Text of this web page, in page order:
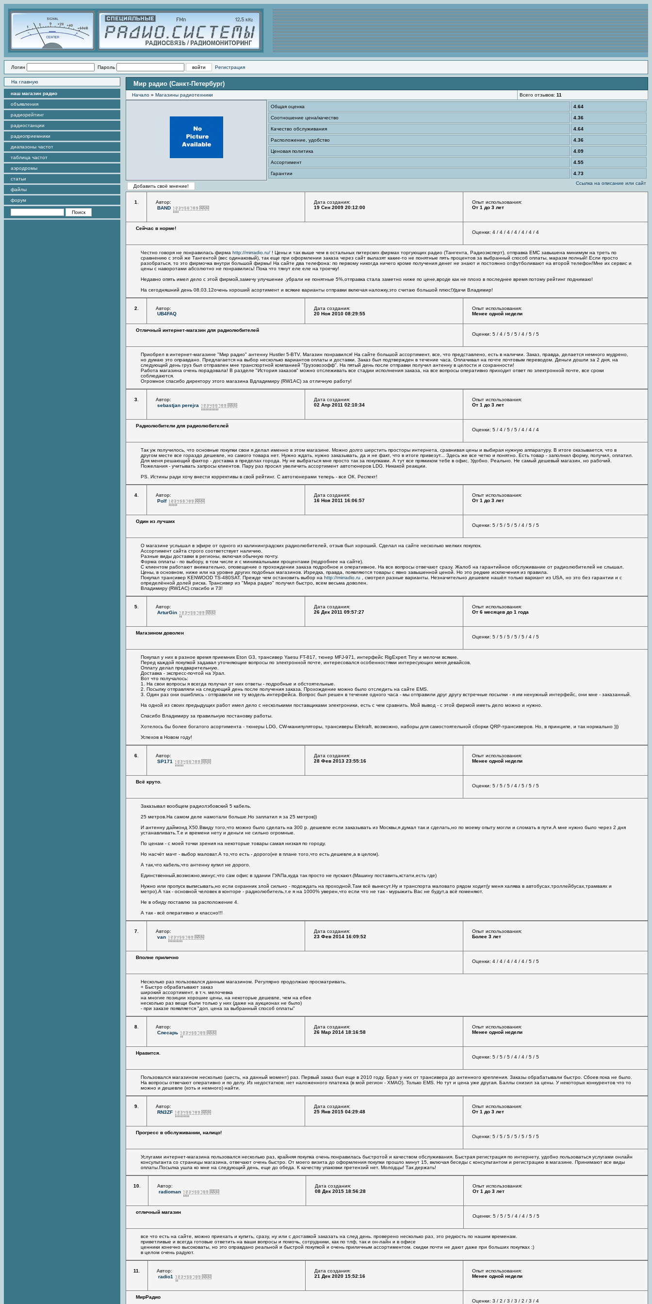
Логин Пароль Регистрация
На главную
наш магазин радио
объявления
радиорейтинг
радиостанции
радиоприемники
диапазоны частот
таблица частот
аэродромы
статьи
файлы
форум
Мир радио (Санкт-Петербург)
Начало » Магазины радиотехники Всего отзывов: 11
Общая оценка 4.64
Соотношение цена/качество 4.36
Качество обслуживания 4.64
Расположение, удобство 4.36
Ценовая политика 4.09
Ассортимент 4.55
Гарантии
4.73
Ссылка на описание или сайт
1
Автор:
BAND
Дата создания:
19 Сен 2009 20:12:00
Опыт использования:
От 1 до 3 лет
Сейчас в норме!
Оценки: 4 / 4 / 4 / 4 / 4 / 4 / 4
Честно говоря не понравилась фирма http://mirradio.ru/ ! Цены и так выше чем в остальных питерских фирмах торгующих радио (Тангента, Радиоэксперт), отправка ЕМС завышена минимум на треть по
сравнению с этой же Тангентой (вес одинаковый), так еще при оформлении заказа через сайт вылазят какие-то не понятные пять процентов за выбранный способ оплаты, маразм полный! Если просто
разобраться, то это фирмочка внутри большой фирмы! На сайте два телефона: по первому никогда ничего кроме получения денег не знают и постоянно отфутболивают на второй телефон!Мне их сервис и
цены с наворотами абсолютно не понравились! Пока что тянут еле еле на троечку!
Недавно опять имел дело с этой фирмой,замечу улучшение ,убрали не понятные 5%,отправка стала заметно ниже по цене,вроде как не плохо в последнее время потому рейтинг поднимаю!
На сегодняшний день 08.03.12очень хороший асортимент и всякие варианты отправки включая наложку,это считаю большой плюс!Удачи Владимир!
2
Автор:
UB4FAQ
Дата создания:
20 Ноя 2010 08:29:55
Опыт использования:
Менее одной недели
Отличный интернет-магазин для радиолюбителей
Оценки: 5 / 4 / 5 / 5 / 4 / 5 / 5
Приобрел в интернет-магазине "Мир радио" антенну Hustler 5-BTV. Магазин понравился! На сайте большой ассортимент, все, что представлено, есть в наличии. Заказ, правда, делается немного мудрено,
но думаю это оправдано. Предлагается на выбор несколько вариантов оплаты и доставки. Заказ был подтвержден в течение часа. Оплачивал на почте почтовым переводом. Деньги дошли за 2 дня, на
следующий день груз был отправлен мне транспортной компанией "Грузовозофф". На пятый день после отправки получил антенну в целости и сохранности!
Работа магазина очень порадовала! В разделе "История заказов" можно отслеживать все стадии исполнения заказа, на все вопросы оперативно приходит ответ по электронной почте, все сроки
соблюдаются.
Огромное спасибо директору этого магазина Вдладимиру (RW1AC) за отличную работу!
3.
Автор:
sebastjan perejra
Дата создания:
02 Апр 2011 02:10:34
Опыт использования:
От 1 до 3 лет
Радиолюбители для радиолюбителей
Оценки: 5 / 4 / 5 / 5 / 4 / 4 / 4
Так уж получилось, что основные покупки свои я делал именно в этом магазине. Можно долго шерстить просторы интернета, сравнивая цены и выбирая нужную аппаратуру. В итоге оказывается, что в
другом месте все гораздо дешевле, но самого товара нет. Нужно ждать, нужно заказывать, да и не факт, что в итоге привезут... Здесь же все четко и понятно. Есть товар - заполнил форму, получил, оплатил.
Для меня решающий фактор - доставка в пределах города. Ну не выбраться мне просто так за покупками. А тут все прямиком тебе в офис. Удобно. Реально. Не самый дешевый магазин, но рабочий.
Пожелания - учитывать запросы клиентов. Пару раз просил увеличить ассортимент автотюнеров LDG. Никакой реакции.
PS. Истины ради хочу внести коррективы в свой рейтинг. С автотюнерами теперь - все ОК. Респект!
4.
Автор:
Polf
Дата создания:
16 Ноя 2011 16:06:57
Опыт использования:
От 1 до 3 лет
Один из лучших
Оценки: 5 / 5 / 5 / 5 / 4 / 5 / 5
О магазине услышал в эфире от одного из калининградских радиолюбителей, отзыв был хороший. Сделал на сайте несколько мелких покупок.
Ассортимент сайта строго соответствует наличию.
Разные виды доставки в регионы, включая обычную почту.
Форма оплаты - по выбору, в том числе и с минимальными процентами (подробнее на сайте).
С клиентом работают внимательно, оповещение о прохождении заказа подробное и оперативное. На все вопросы отвечают сразу. Жалоб на гарантийное обслуживание от радиолюбителей не слышал.
Цены, в основном, ниже или на уровне других подобных магазинов. Изредка, правда, появляются товары с явно завышенной ценой. Но это редкие исключения из правила.
Покупал трансивер KENWOOD TS-480SAT. Прежде чем остановить выбор на http://mirradio.ru , смотрел разные варианты. Незначительно дешевле нашёл только вариант из USA, но это без гарантии и с
определённой долей риска. Трансивер из "Мира радио" получил быстро, всем весьма доволен.
Владимиру (RW1AC) спасибо и 73!
5.
Автор:
ArturGin
Дата создания:
26 Дек 2011 09:57:27
Опыт использования:
От 6 месяцев до 1 года
Магазином доволен
Оценки: 5 / 5 / 5 / 5 / 5 / 4 / 5
Покупал у них в разное время приемник Eton G3, трансивер Yaesu FT-817, тюнер MFJ-971, интерфейс RigExpert Tiny и мелочи всякие.
Перед каждой покупкой задавал уточняющие вопросы по электронной почте, интересовался особенностями интересующих меня девайсов.
Оплату делал предварительную.
Доставка - экспресс-почтой на Урал.
Вот что получалось:
1. На свои вопросы я всегда получал от них ответы - подробные и обстоятельные.
2. Посылку отправляли на следующий день после получения заказа. Прохождение можно было отследить на сайте EMS.
3. Один раз они ошиблись - отправили не ту модель интерфейса. Вопрос был решен в течение одного часа - мы отправили друг другу встречные посылки - я им ненужный интерфейс, они мне - заказанный.
На одной из своих предыдущих работ имел дело с несколькими поставщиками электроники, есть с чем сравнить. Мой вывод - с этой фирмой иметь дело можно и нужно.
Спасибо Владимиру за правильную постановку работы.
Хотелось бы более богатого асортимента - тюнеры LDG, CW-манипуляторы, трансиверы Elekraft, возможно, наборы для самостоятельной сборки QRP-трансиверов. Но, в принципе, и так нормально )))
Успехов в Новом году!
6.
Автор:
SP171
Дата создания:
28 Фев 2013 23:55:16
Опыт использования:
Менее одной недели
Всё круто.
Оценки: 5 / 5 / 5 / 4 / 5 / 5 / 5
Заказывал вообщем радиолэбовский 5 кабель.
25 метров.На самом деле намотали больше.Но заплатил я за 25 метров))
И антенну даймонд X50.Ввиду того,что можно было сделать на 300 р. дешевле если заказывать из Москвы,я думал так и сделать,но по моему опыту могли и сломать в пути.А мне нужно было через 2 дня
устанавливать.Т.е и времени нету и деньги не сильно огромные.
По ценам - с моей точки зрения на некоторые товары самая низкая по городу.
Но насчёт мачт - выбор маловат.А то,что есть - дорого(не в плане того,что есть дешевле,а в целом).
А так,что кабель,что антенну купил не дорого.
Единственный,возможно,минус,что сам офис в здании ГУАПа,куда так просто не пускают.(Машину поставить,кстати,есть где)
Нужно или пропуск выписывать,но если охранник злой сильно - подождать на проходной.Там всё вынесут.Ну и транспорта маловато рядом ходит(у меня халява в автобусах,троллейбусах,трамваях и
метро).А так - основной человек в конторе - радиолюбитель,т.е я на 1000% уверен,что если что не так - мурыжить Вас не будут,а всё поменяют.
Не в обиду поставлю за расположение 4.
А так - всё оперативно и классно!!!
7.
Автор:
van
Дата создания:
23 Фев 2014 16:09:52
Опыт использования:
Более 3 лет
Вполне прилично
Оценки: 4 / 4 / 4 / 4 / 4 / 5 / 5
Несколько раз пользовался данным магазином. Регулярно продолжаю просматривать.
+ Быстро обрабатывают заказ
широкий ассортимент, в т.ч. мелочевка
на многие позиции хорошие цены, на некоторые дешевле, чем на ебее
несколько раз вещи были только у них (даже на аукционах не было)
- при заказе появляется "доп. цена за выбранный способ оплаты"
8.
Автор:
Слесарь
Дата создания:
26 Мар 2014 18:16:58
Опыт использования:
Менее одной недели
Нравится.
Оценки: 5 / 5 / 5 / 4 / 4 / 5 / 5
Пользовался магазином несколько (шесть, на данный момент) раз. Первый заказ был еще в 2010 году. Брал у них от трансивера до антенного крепления. Заказы обрабатывали быстро. Сбоев пока не было.
На вопросы отвечают оперативно и по делу. Из недостатков: нет наложенного платежа (в мой регион - ХМАО). Только EMS. Но тут и цена уже другая. Баллы снизил за цены. У некоторых конкурентов что то
можно и дешевле (хоть и немного) найти.
9.
Автор:
RN3ZF
Дата создания:
25 Янв 2015 04:29:48
Опыт использования:
От 1 до 3 лет
Прогресс в обслуживании, налицо!
Оценки: 5 / 5 / 5 / 5 / 5 / 5 / 5
Услугами интернет-магазина пользовался несколько раз, крайняя покупка очень понравилась быстротой и качеством обслуживания. Быстрая регистрация по интернету, удобно пользоваться услугами онлайн
консультанта со страницы магазина, отвечают очень быстро. От моего визита до оформления покупки прошло минут 15, включая беседы с консультантом и регистрацию в магазине. Принимают все виды
оплаты.Посылка ушла ко мне на следующий день, еще до обеда. К качеству упаковки претензий нет. Молодцы! Так держать!
10
Автор:
radioman
Дата создания:
08 Дек 2015 18:56:28
Опыт использования:
От 1 до 3 лет
отличный магазин
Оценки: 5 / 5 / 5 / 4 / 4 / 5 / 5
все что есть на сайте, можно приехать и купить, сразу, ну или с доставкой заказать на след день. проверено несколько раз, это редкость по нашим временам.
приветливые и всегда готовые ответить на ваши вопросы и помочь, сотрудники, как по тлф, так и он-лайн и в офисе
ценники конечно высоковаты, но это оправдано реальной и быстрой покупкой и очень приличным ассортиментом. скидки почти не дают даже при больших покупках :)
в целом очень радуют.
11
Автор:
radio1
Дата создания:
21 Дек 2020 15:52:16
Опыт использования:
Менее одной недели
МирРадио
Оценки: 3 / 2 / 3 / 3 / 2 / 3 / 4